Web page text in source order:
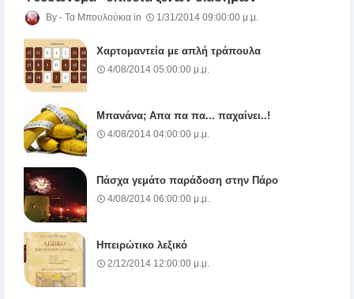
Τα Μπουλούκια 1/31/2014 09:00:00 μ.μ.
Χαρτομαντεία με απλή τράπουλα
4/08/2014 05:00:00 μ.μ.
Μπανάνα; Απα πα πα... παχαίνει..!
4/08/2014 04:00:00 μ.μ.
Πάσχα γεμάτο παράδοση στην Πάρο
4/08/2014 06:00:00 μ.μ.
Ηπειρώτικο λεξικό
2/12/2014 12:00:00 μ.μ.